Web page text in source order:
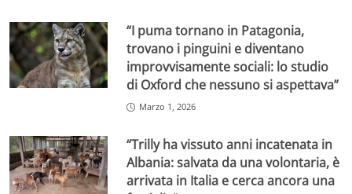
“I puma tornano in Patagonia,
trovano i pinguini e diventano
improvvisamente sociali: lo studio
di Oxford che nessuno si aspettava”
Marzo 1, 2026
“Trilly ha vissuto anni incatenata in
Albania: salvata da una volontaria, è
arrivata in Italia e cerca ancora una